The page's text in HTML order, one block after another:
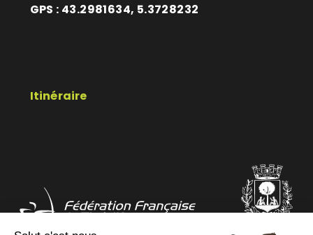
GPS : 43.2981634, 5.3728232
Itinéraire